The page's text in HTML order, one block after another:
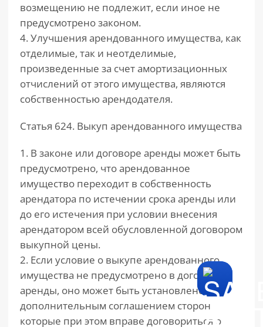
возмещению не подлежит, если иное не
предусмотрено законом.
4. Улучшения арендованного имущества, как
отделимые, так и неотделимые,
произведенные за счет амортизационных
отчислений от этого имущества, являются
собственностью арендодателя.
Статья 624. Выкуп арендованного имущества
1. В законе или договоре аренды может быть
предусмотрено, что арендованное
имущество переходит в собственность
арендатора по истечении срока аренды или
до его истечения при условии внесения
арендатором всей обусловленной договором
выкупной цены.
2. Если условие о выкупе арендованного
имущества не предусмотрено в договоре
аренды, оно может быть установлено
дополнительным соглашением сторон,
которые при этом вправе договориться о